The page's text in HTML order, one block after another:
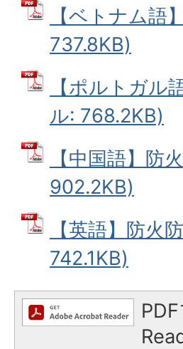
【ベトナム語
737.8KB)
【ポルトガル
ル: 768.2KB)
【中国語】防
902.2KB)
【英語】防火
742.1KB)